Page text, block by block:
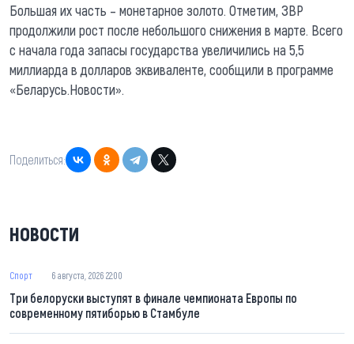
Большая их часть – монетарное золото. Отметим, ЗВР
продолжили рост после небольшого снижения в марте. Всего
с начала года запасы государства увеличились на 5,5
миллиарда в долларов эквиваленте, сообщили в программе
«Беларусь.Новости».
Поделиться:
НОВОСТИ
Спорт 6 августа, 2026 22:00
Три белоруски выступят в финале чемпионата Европы по
современному пятиборью в Стамбуле